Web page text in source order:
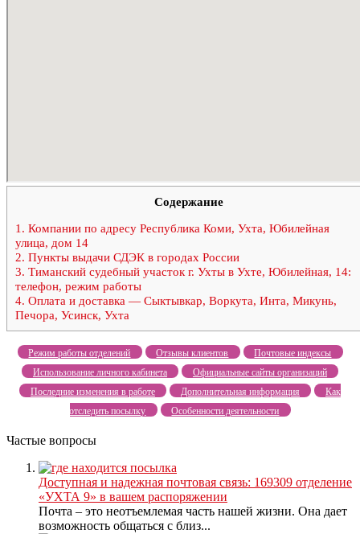
Содержание
1. Компании по адресу Республика Коми, Ухта, Юбилейная
улица, дом 14
2. Пункты выдачи СДЭК в городах России
3. Тиманский судебный участок г. Ухты в Ухте, Юбилейная, 14:
телефон, режим работы
4. Оплата и доставка — Сыктывкар, Воркута, Инта, Микунь,
Печора, Усинск, Ухта
Режим работы отделений Отзывы клиентов
Почтовые индексы
Использование личного кабинета
Официальные сайты организаций
Последние изменения в работе
Дополнительная информация
Как
отследить посылку
Особенности деятельности
Частые вопросы
Доступная и надежная почтовая связь: 169309 отделение
«УХТА 9» в вашем распоряжении
Почта – это неотъемлемая часть нашей жизни. Она дает
возможность общаться с близ...